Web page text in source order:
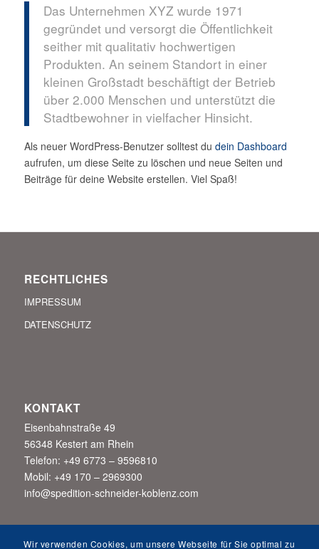
Das Unternehmen XYZ wurde 1971
gegründet und versorgt die Öffentlichkeit
seither mit qualitativ hochwertigen
Produkten. An seinem Standort in einer
kleinen Großstadt beschäftigt der Betrieb
über 2.000 Menschen und unterstützt die
Stadtbewohner in vielfacher Hinsicht.
Als neuer WordPress-Benutzer solltest du dein Dashboard
aufrufen, um diese Seite zu löschen und neue Seiten und
Beiträge für deine Website erstellen. Viel Spaß!
RECHTLICHES
IMPRESSUM
DATENSCHUTZ
KONTAKT
Eisenbahnstraße 49
56348 Kestert am Rhein
Telefon: +49 6773 – 9596810
Mobil: +49 170 – 2969300
info@spedition-schneider-koblenz.com
Wir verwenden Cookies, um unsere Webseite für Sie optimal zu